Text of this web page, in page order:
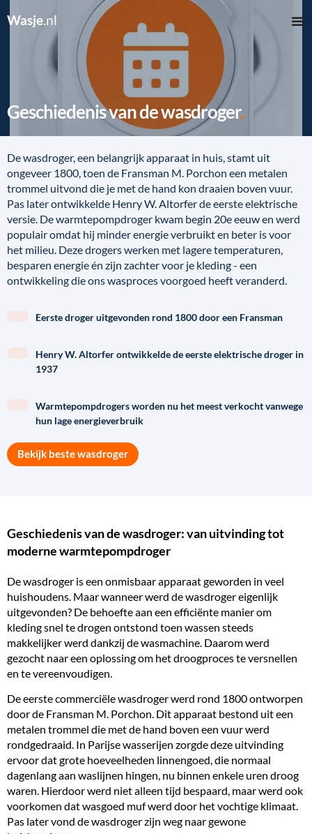
Wasje.nl
Geschiedenis van de wasdroger
De wasdroger, een belangrijk apparaat in huis, stamt uit
ongeveer 1800, toen de Fransman M. Porchon een metalen
trommel uitvond die je met de hand kon draaien boven vuur.
Pas later ontwikkelde Henry W. Altorfer de eerste elektrische
versie. De warmtepompdroger kwam begin 20e eeuw en werd
populair omdat hij minder energie verbruikt en beter is voor
het milieu. Deze drogers werken met lagere temperaturen,
besparen energie én zijn zachter voor je kleding - een
ontwikkeling die ons wasproces voorgoed heeft veranderd.
Eerste droger uitgevonden rond 1800 door een Fransman
Henry W. Altorfer ontwikkelde de eerste elektrische droger in
1937
Warmtepompdrogers worden nu het meest verkocht vanwege
hun lage energieverbruik
Bekijk beste wasdroger
Geschiedenis van de wasdroger: van uitvinding tot
moderne warmtepompdroger
De wasdroger is een onmisbaar apparaat geworden in veel
huishoudens. Maar wanneer werd de wasdroger eigenlijk
uitgevonden? De behoefte aan een efficiënte manier om
kleding snel te drogen ontstond toen wassen steeds
makkelijker werd dankzij de wasmachine. Daarom werd
gezocht naar een oplossing om het droogproces te versnellen
en te vereenvoudigen.
De eerste commerciële wasdroger werd rond 1800 ontworpen
door de Fransman M. Porchon. Dit apparaat bestond uit een
metalen trommel die met de hand boven een vuur werd
rondgedraaid. In Parijse wasserijen zorgde deze uitvinding
ervoor dat grote hoeveelheden linnengoed, die normaal
dagenlang aan waslijnen hingen, nu binnen enkele uren droog
waren. Hierdoor werd niet alleen tijd bespaard, maar werd ook
voorkomen dat wasgoed muf werd door het vochtige klimaat.
Pas later vond de wasdroger zijn weg naar gewone